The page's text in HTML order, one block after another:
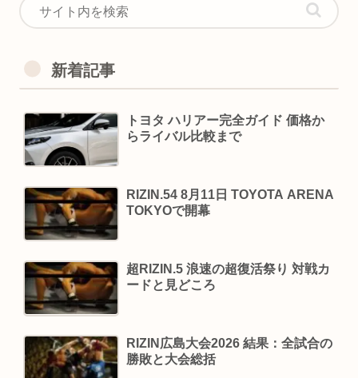
新着記事
トヨタ ハリアー完全ガイド 価格か
らライバル比較まで
RIZIN.54 8月11日 TOYOTA ARENA
TOKYOで開幕
超RIZIN.5 浪速の超復活祭り 対戦カ
ードと見どころ
RIZIN広島大会2026 結果：全試合の
勝敗と大会総括